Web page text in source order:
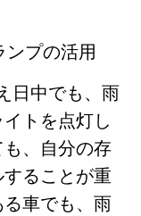
プの活用
日中でも、雨
トを点灯し
、自分の存
ることが重
車でも、雨